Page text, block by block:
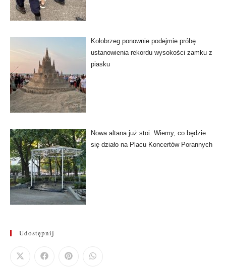
Kołobrzeg ponownie podejmie próbę
ustanowienia rekordu wysokości zamku z
piasku
Nowa altana już stoi. Wiemy, co będzie
się działo na Placu Koncertów Porannych
Udostępnij